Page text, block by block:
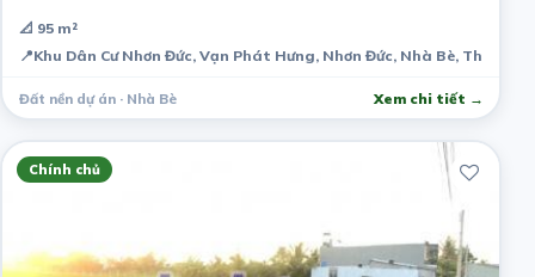
📐 95 m²
📍Khu Dân Cư Nhơn Đức, Vạn Phát Hưng, Nhơn Đức, Nhà Bè, Thành
Đất nền dự án · Nhà Bè Xem chi tiết →
Chính chủ